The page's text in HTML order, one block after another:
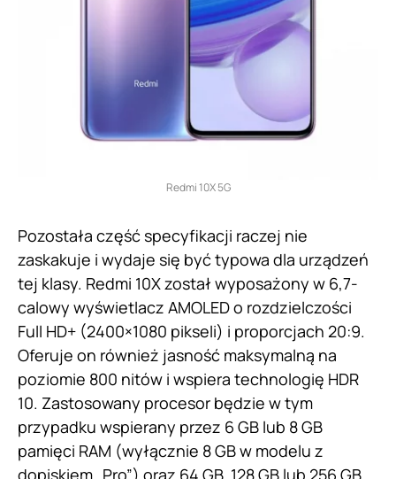
Redmi 10X 5G
Pozostała część specyfikacji raczej nie
zaskakuje i wydaje się być typowa dla urządzeń
tej klasy. Redmi 10X został wyposażony w 6,7-
calowy wyświetlacz AMOLED o rozdzielczości
Full HD+ (2400×1080 pikseli) i proporcjach 20:9.
Oferuje on również jasność maksymalną na
poziomie 800 nitów i wspiera technologię HDR
10. Zastosowany procesor będzie w tym
przypadku wspierany przez 6 GB lub 8 GB
pamięci RAM (wyłącznie 8 GB w modelu z